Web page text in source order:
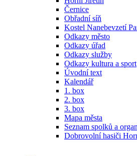
Černice
Obřadní síň
Kostel Nanebevzetí
Odkazy město
Odkazy úřad
Odkazy služby
Odkazy kultura a sport
Úvodní text
Kalendář
1. box
2. box
3. box
Mapa města
Seznam spolků a
Dobrovolní hasiči